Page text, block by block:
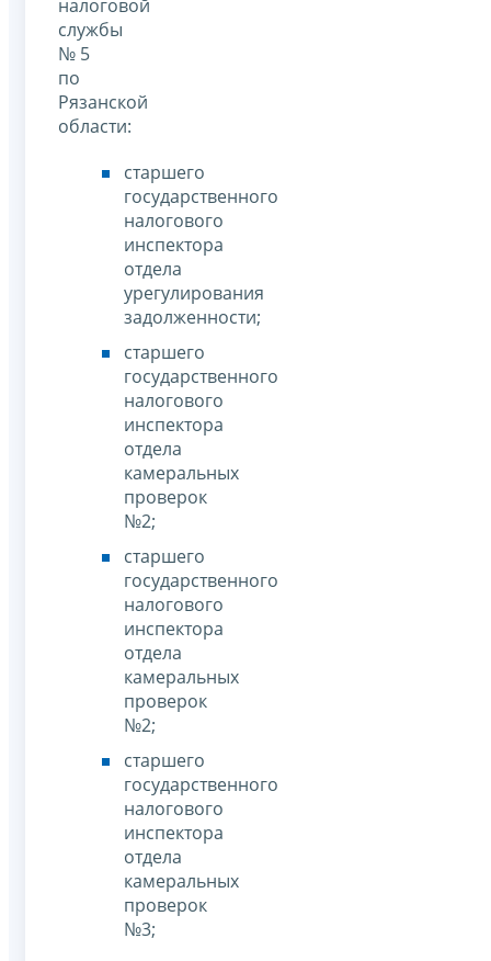
налоговой
службы
№ 5
по
Рязанской
области:
старшего
государственного
налогового
инспектора
отдела
урегулирования
задолженности;
старшего
государственного
налогового
инспектора
отдела
камеральных
проверок
№2;
старшего
государственного
налогового
инспектора
отдела
камеральных
проверок
№2;
старшего
государственного
налогового
инспектора
отдела
камеральных
проверок
№3;